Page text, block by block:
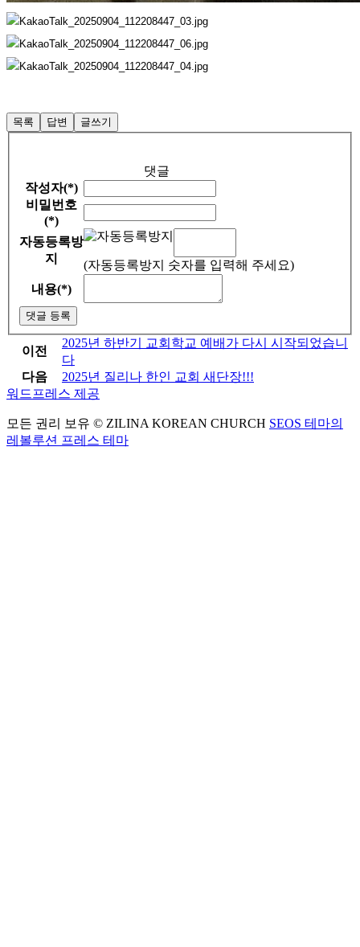
목록 답변 글쓰기
댓글
작성자(*)
비밀번호
(*)
자동등록방
지
(자동등록방지 숫자를 입력해 주세요)
내용(*)
댓글 등록
이전
2025년 하반기 교회학교 예배가 다시 시작되었습니
다
다음
2025년 질리나 한인 교회 새단장!!!
워드프레스 제공
모든 권리 보유 © ZILINA KOREAN CHURCH SEOS 테마의
레볼루션 프레스 테마